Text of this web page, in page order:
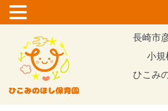
ン
テ
ツ
長崎市
小規
ひこみ